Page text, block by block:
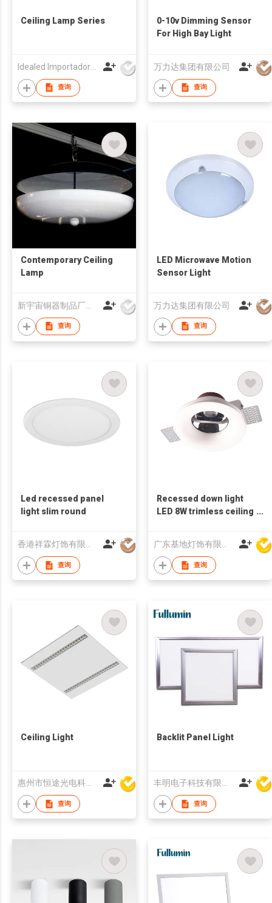
Ceiling Lamp Series
Idealed Importadora e Distribuidora de Lampadas e Luminarias Ltda Epp
查询
0-10v Dimming Sensor
For High Bay Light
万力达集团有限公司
查询
Contemporary Ceiling
Lamp
新宇宙铜器制品厂有限公司
查询
LED Microwave Motion
Sensor Light
万力达集团有限公司
查询
Led recessed panel
light slim round
查询
Recessed down light
LED 8W trimless ceiling
查询
Ceiling Light
惠州市恒途光电科技有限公司
查询
Backlit Panel Light
丰明电子科技有限公司
查询